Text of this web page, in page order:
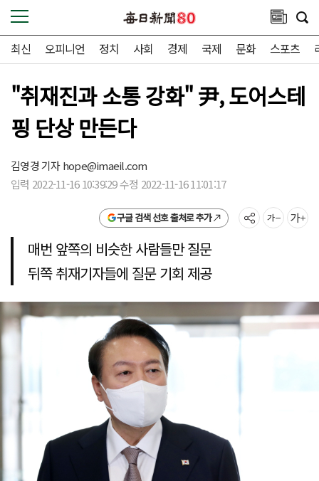
최신 오피니언 정치 사회 경제 국제 문화 스포츠
"취재진과 소통 강화" 尹, 도어스테
핑 단상 만든다
김영경 기자hope@imaeil.com
입력 2022-11-16 10:39:29 수정 2022-11-16 11:01:17
구글 검색 선호 출처로 추가
매번 앞쪽의 비슷한 사람들만 질문
뒤쪽 취재기자들에 질문 기회 제공